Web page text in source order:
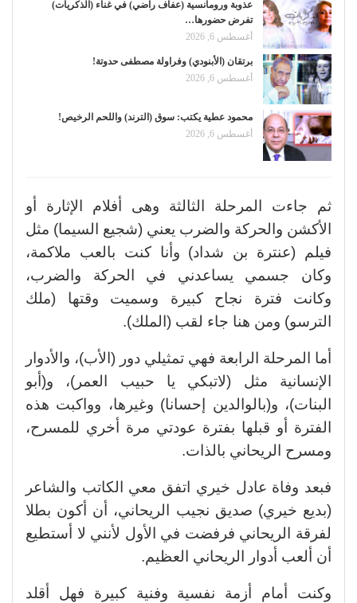
عذوبة ورومانسية (عفاف راضي) في غناء (الذكريات)
تفرض حضورها…
أغسطس 6, 2026
برتقان (الأبنودي) وفراولة مصطفى حدوتة!
أغسطس 6, 2026
محمود عطية يكتب: سوق (الترند) واللحم الرخيص!
أغسطس 6, 2026
ثم جاءت المرحلة الثالثة وهى أفلام الإثارة أو
الأكشن والحركة والضرب يعني (شجيع السيما) مثل
فيلم (عنترة بن شداد) وأنا كنت بالعب ملاكمة،
وكان جسمي يساعدني في الحركة والضرب،
وكانت فترة نجاح كبيرة وسميت وقتها (ملك
الترسو) ومن هنا جاء لقب (الملك).
أما المرحلة الرابعة فهي تمثيلي دور (الأب)، والأدوار
الإنسانية مثل (لاتبكي يا حبيب العمر)، و(أبو
البنات)، و(بالوالدين إحسانا) وغيرها، وواكبت هذه
الفترة أو قبلها بفترة عودتي مرة أخري للمسرح،
ومسرح الريحاني بالذات.
فبعد وفاة عادل خيري اتفق معي الكاتب والشاعر
(بديع خيري) صديق نجيب الريحاني، أن أكون بطلا
لفرقة الريحاني فرفضت في الأول لأنني لا أستطيع
أن ألعب أدوار الريحاني العظيم.
وكنت أمام أزمة نفسية وفنية كبيرة فهل أقلد